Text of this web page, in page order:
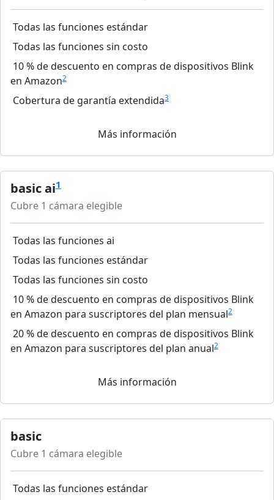
Todas las funciones estándar
Todas las funciones sin costo
10 % de descuento en compras de dispositivos Blink
en Amazon2
Cobertura de garantía extendida3
Más información
basic ai1
Cubre 1 cámara elegible
Todas las funciones ai
Todas las funciones estándar
Todas las funciones sin costo
10 % de descuento en compras de dispositivos Blink
en Amazon para suscriptores del plan mensual2
20 % de descuento en compras de dispositivos Blink
en Amazon para suscriptores del plan anual2
Más información
basic
Cubre 1 cámara elegible
Todas las funciones estándar